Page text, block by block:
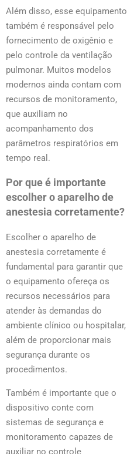
Além disso, esse equipamento
também é responsável pelo
fornecimento de oxigênio e
pelo controle da ventilação
pulmonar. Muitos modelos
modernos ainda contam com
recursos de monitoramento,
que auxiliam no
acompanhamento dos
parâmetros respiratórios em
tempo real.
Por que é importante
escolher o aparelho de
anestesia corretamente?
Escolher o aparelho de
anestesia corretamente é
fundamental para garantir que
o equipamento ofereça os
recursos necessários para
atender às demandas do
ambiente clínico ou hospitalar,
além de proporcionar mais
segurança durante os
procedimentos.
Também é importante que o
dispositivo conte com
sistemas de segurança e
monitoramento capazes de
auxiliar no controle